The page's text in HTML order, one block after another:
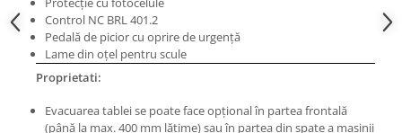
Masini pneumatice de filetat
Masini electrice de filetat
Exhaustor pentru aschii metal
Masini de gaurit cu talpa
magnetica
Control NC BRL 401.2
Pedală de picior cu oprire de urgență
Lame din oțel pentru scule
Proprietati:
Evacuarea tablei se poate face opțional în partea frontală
(până la max. 400 mm lățime) sau în partea din spate a mașinii